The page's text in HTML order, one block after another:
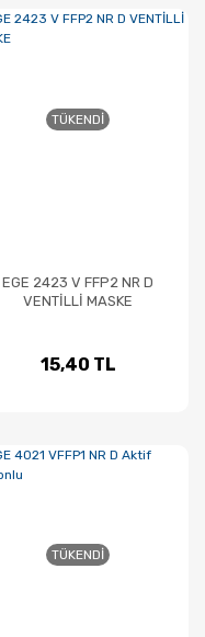
TÜKENDI
EGE 2423 V FFP2 NR D
VENTİLLİ MASKE
15,40 TL
TÜKENDI